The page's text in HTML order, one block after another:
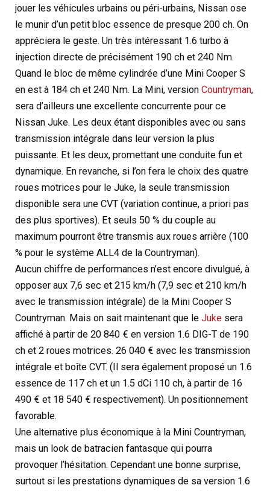
jouer les véhicules urbains ou péri-urbains, Nissan ose
le munir d’un petit bloc essence de presque 200 ch. On
appréciera le geste. Un très intéressant 1.6 turbo à
injection directe de précisément 190 ch et 240 Nm.
Quand le bloc de même cylindrée d’une Mini Cooper S
en est à 184 ch et 240 Nm. La Mini, versionCountryman,
sera d’ailleurs une excellente concurrente pour ce
Nissan Juke. Les deux étant disponibles avec ou sans
transmission intégrale dans leur version la plus
puissante. Et les deux, promettant une conduite fun et
dynamique. En revanche, si l’on fera le choix des quatre
roues motrices pour le Juke, la seule transmission
disponible sera une CVT (variation continue, a priori pas
des plus sportives). Et seuls 50 % du couple au
maximum pourront être transmis aux roues arrière (100
% pour le système ALL4 de la Countryman).
Aucun chiffre de performances n’est encore divulgué, à
opposer aux 7,6 sec et 215 km/h (7,9 sec et 210 km/h
avec le transmission intégrale) de la Mini Cooper S
Countryman. Mais on sait maintenant que leJuke sera
affiché à partir de 20 840 € en version 1.6 DIG-T de 190
ch et 2 roues motrices. 26 040 € avec les transmission
intégrale et boîte CVT. (Il sera également proposé un 1.6
essence de 117 ch et un 1.5 dCi 110 ch, à partir de 16
490 € et 18 540 € respectivement). Un positionnement
favorable.
Une alternative plus économique à la Mini Countryman,
mais un look de batracien fantasque qui pourra
provoquer l’hésitation. Cependant une bonne surprise,
surtout si les prestations dynamiques de sa version 1.6